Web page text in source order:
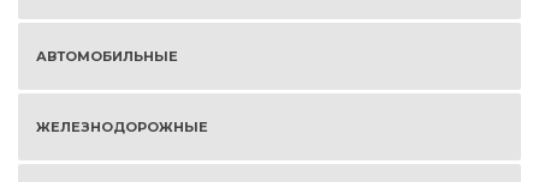
АВТОМОБИЛЬНЫЕ
ЖЕЛЕЗНОДОРОЖНЫЕ